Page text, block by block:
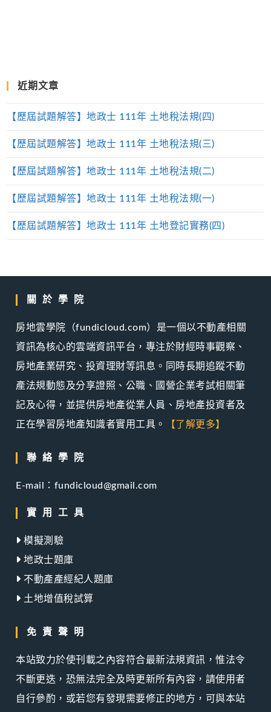
近期文章
【歷屆試題解答】地政士 111年 土地稅法規(四)
【歷屆試題解答】地政士 111年 土地稅法規(三)
【歷屆試題解答】地政士 111年 土地稅法規(二)
【歷屆試題解答】地政士 111年 土地稅法規(一)
【歷屆試題解答】地政士 111年 土地登記實務(四)
關於學院
房地雲學院（fundicloud.com）是一個以不動產相關
資訊為核心的雲端資訊平台，專注於財經時事觀察、
房地產業研究、投資理財等訊息。同時長期追蹤不動
產法規動態及分享證照、公職、國營企業考試相關筆
記及心得，並提供房地產從業人員、房地產投資者及
正在學習房地產知識者實用工具。
【了解更多】
聯絡學院
E-mail：fundicloud@gmail.com
實用工具
模擬測驗
地政士題庫
不動產產經紀人題庫
土地增值稅試算
免責聲明
本站致力於使刊載之內容符合最新法規資訊，惟法令
不斷更迭，恐無法完全及時更新所有內容，請使用者
自行參酌，或若您有發現需要修正的地方，可與本站